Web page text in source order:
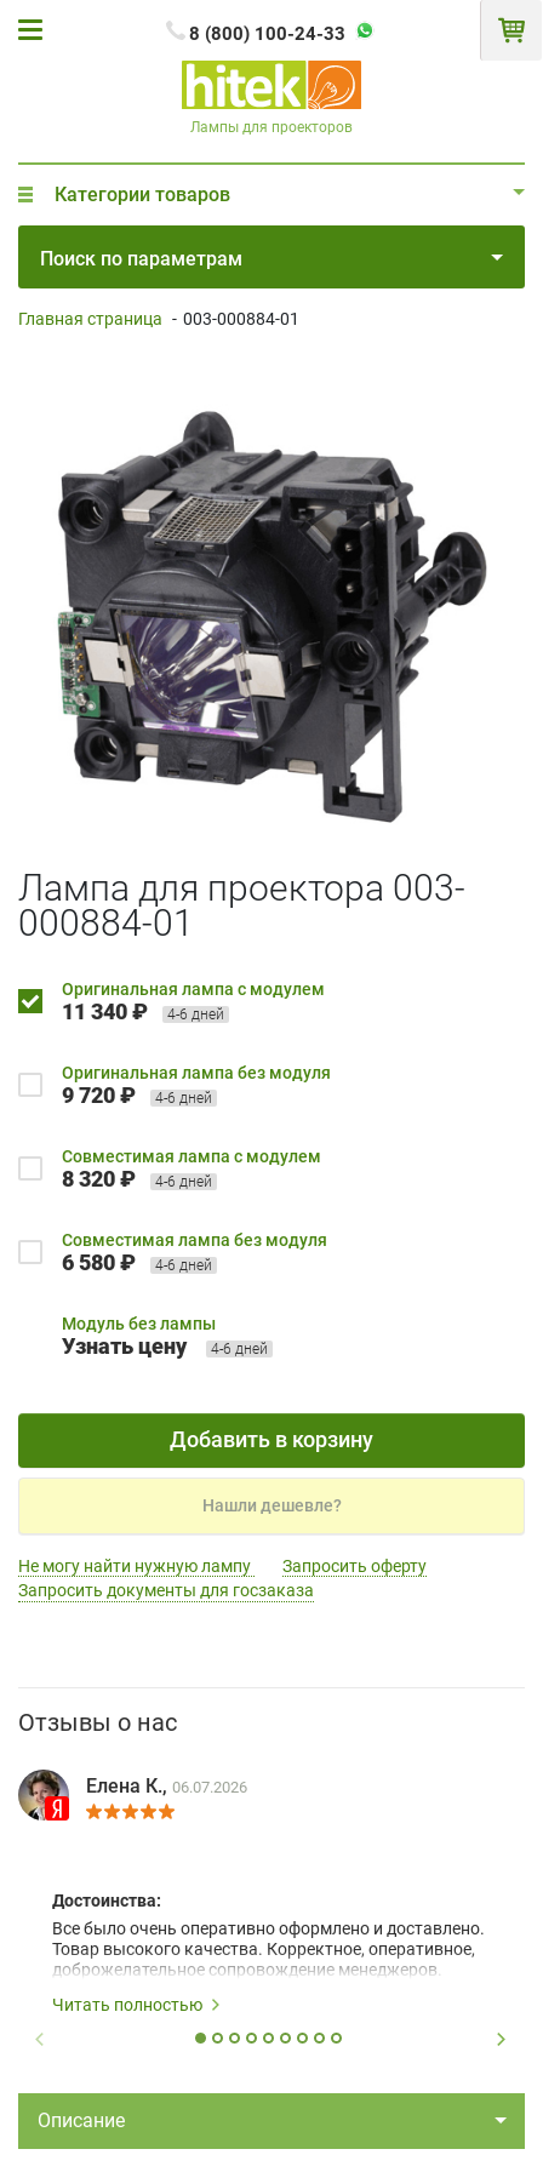
8 (800) 100-24-33
Лампы для проекторов
Категории товаров
Поиск по параметрам
Главная страница - 003-000884-01
Лампа для проектора 003-
000884-01
Оригинальная лампа с модулем
11 340 ₽ 4-6 дней
Оригинальная лампа без модуля
9 720 ₽ 4-6 дней
Совместимая лампа с модулем
8 320 ₽ 4-6 дней
Совместимая лампа без модуля
6 580 ₽ 4-6 дней
Модуль без лампы
Узнать цену 4-6 дней
Добавить в корзину
Нашли дешевле?
Не могу найти нужную лампу
Запросить оферту
Запросить документы для госзаказа
Отзывы о нас
Елена К., 06.07.2026
Достоинства:
Все было очень оперативно оформлено и доставлено.
Товар высокого качества. Корректное, оперативное,
доброжелательное сопровождение менеджеров.
Читать полностью
Описание